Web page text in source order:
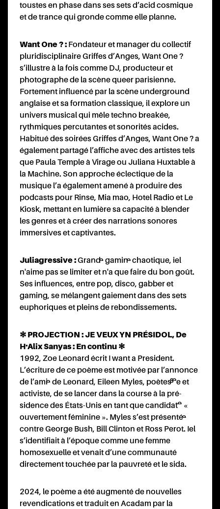
toustes en phase dans ses sets d’acid cosmique
et de trance qui gronde comme elle planne.
Want One ?: Fondateur et manager du collectif
pluridisciplinaire Griffes d’Anges, Want One ?
s’illustre à la fois comme DJ, producteur et
photographe de la scène queer parisienne.
Fortement influencé par la scène underground
anglaise et sa formation classique, il explore un
univers musical qui mêle techno breakée,
rythmiques percutantes et sonorités acides.
Habitué des soirées Griffes d’Anges, Want One ? a
également partagé l’affiche avec des artistes tels
que Paula Temple à Virage ou Juliana Huxtable à
la Machine. Son approche éclectique de la
musique l’a également amené à produire des
podcasts pour Rinse, Mia mao, Hotel Radio et Le
Kiosk, mettant en lumière sa capacité à blender
les genres et à créer des narrations sonores
immersives et captivantes.
Juliagressive:Grand·e gamin·e chaotique, iel
n'aime pas se limiter et n'a que faire du bon goût.
Ses influences, entre pop, disco, gabber et
gaming, se mélangent gaiement dans des sets
euphoriques et pleins de rebondissements.
✻ PROJECTION : JE VEUX YN PRÉSIDOL, De
H·Alix Sanyas : En continu ✻
1992, Zoe Leonard écrit I want a President.
L’écriture de ce poème est motivée par l’annonce
de l’ami·e de Leonard, Eileen Myles, poètes·se et
activiste, de se lancer dans la course à la pré-
sidence des États-Unis en tant que candidat·e «
ouvertement féminine ». Myles s’est présenté·e
contre George Bush, Bill Clinton et Ross Perot. Iel
s’identifiait à l’époque comme une femme
homosexuelle et venait d’une communauté
directement touchée par la pauvreté et le sida.
2024, le poème a été augmenté de nouvelles
revendications et traduit en Acadam par la